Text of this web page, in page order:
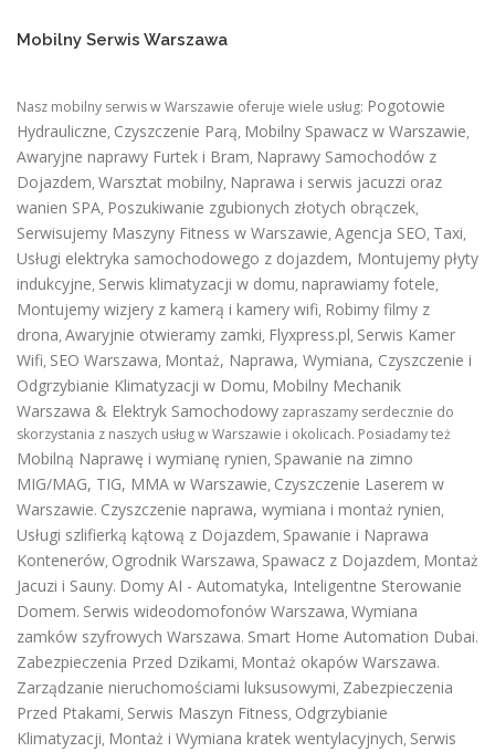
Mobilny Serwis Warszawa
Nasz mobilny serwis w Warszawie oferuje wiele usług: Pogotowie
Hydrauliczne, Czyszczenie Parą, Mobilny Spawacz w Warszawie,
Awaryjne naprawy Furtek i Bram, Naprawy Samochodów z
Dojazdem, Warsztat mobilny, Naprawa i serwis jacuzzi oraz
wanien SPA, Poszukiwanie zgubionych złotych obrączek,
Serwisujemy Maszyny Fitness w Warszawie, Agencja SEO, Taxi,
Usługi elektryka samochodowego z dojazdem, Montujemy płyty
indukcyjne, Serwis klimatyzacji w domu, naprawiamy fotele,
Montujemy wizjery z kamerą i kamery wifi, Robimy filmy z
drona, Awaryjnie otwieramy zamki, Flyxpress.pl, Serwis Kamer
Wifi, SEO Warszawa, Montaż, Naprawa, Wymiana, Czyszczenie i
Odgrzybianie Klimatyzacji w Domu, Mobilny Mechanik
Warszawa & Elektryk Samochodowy zapraszamy serdecznie do
skorzystania z naszych usług w Warszawie i okolicach. Posiadamy też
Mobilną Naprawę i wymianę rynien, Spawanie na zimno
MIG/MAG, TIG, MMA w Warszawie, Czyszczenie Laserem w
Warszawie. Czyszczenie naprawa, wymiana i montaż rynien,
Usługi szlifierką kątową z Dojazdem, Spawanie i Naprawa
Kontenerów, Ogrodnik Warszawa, Spawacz z Dojazdem, Montaż
Jacuzi i Sauny. Domy AI - Automatyka, Inteligentne Sterowanie
Domem. Serwis wideodomofonów Warszawa, Wymiana
zamków szyfrowych Warszawa. Smart Home Automation Dubai.
Zabezpieczenia Przed Dzikami, Montaż okapów Warszawa.
Zarządzanie nieruchomościami luksusowymi, Zabezpieczenia
Przed Ptakami, Serwis Maszyn Fitness, Odgrzybianie
Klimatyzacji, Montaż i Wymiana kratek wentylacyjnych, Serwis